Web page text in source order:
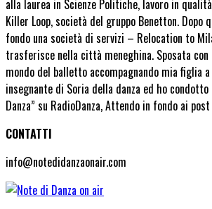
alla laurea in Scienze Politiche, lavoro in
Killer Loop, società del gruppo Benetton. Dopo
fondo una società di servizi – Relocation to
trasferisce nella città meneghina. Sposata
mondo del balletto accompagnando mia figlia a
insegnante di Soria della danza ed ho
Danza” su RadioDanza, Attendo in fondo ai
CONTATTI
info@notedidanzaonair.com